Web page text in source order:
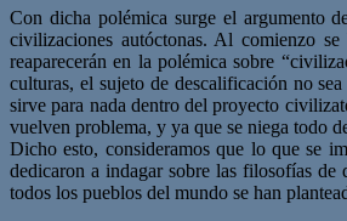
Con dicha polémica surge el argumento
civilizaciones autóctonas. Al comienzo
reaparecerán en la polémica sobre
culturas, el sujeto de descalificación no
sirve para nada dentro del proyecto
vuelven problema, y ya que se niega todo
Dicho esto, consideramos que lo que se
dedicaron a indagar sobre las filosofías
todos los pueblos del mundo se han